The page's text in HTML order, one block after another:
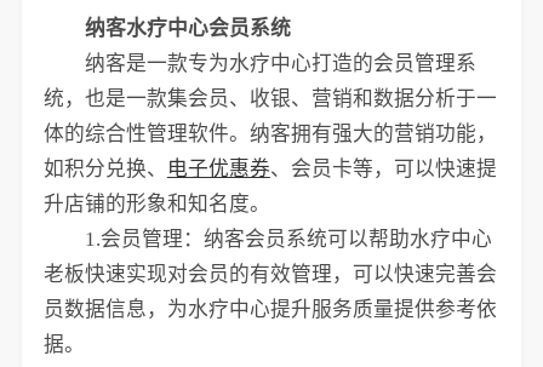
纳客水疗中心会员系统
纳客是一款专为水疗中心打造的会员管理系
统，也是一款集会员、收银、营销和数据分析于一
体的综合性管理软件。纳客拥有强大的营销功能，
如积分兑换、
电子优惠券、会员卡等，可以快速提
升店铺的形象和知名度。
1.会员管理：纳客会员系统可以帮助水疗中心
老板快速实现对会员的有效管理，可以快速完善会
员数据信息，为水疗中心提升服务质量提供参考依
据。